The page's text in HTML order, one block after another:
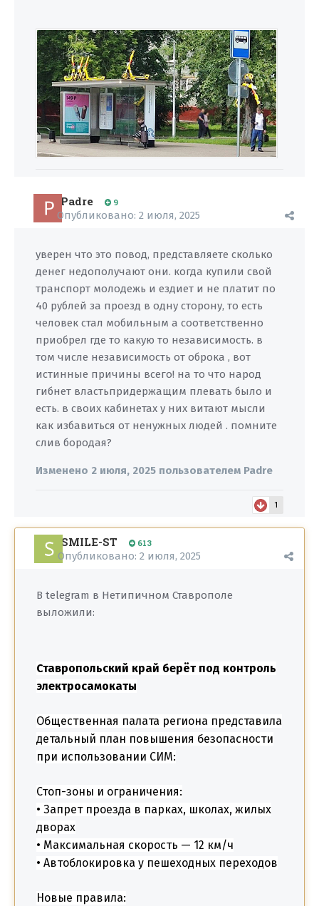
Padre 9
Опубликовано: 2 июля, 2025
уверен что это повод, представляете сколько
денег недополучают они. когда купили свой
транспорт молодежь и ездиет и не платит по
40 рублей за проезд в одну сторону, то есть
человек стал мобильным а соответственно
приобрел где то какую то независимость. в
том числе независимость от оброка , вот
истинные причины всего! на то что народ
гибнет властьпридержащим плевать было и
есть. в своих кабинетах у них витают мысли
как избавиться от ненужных людей . помните
слив бородая?
Изменено 2 июля, 2025 пользователем Padre
1
SMILE-ST 613
Опубликовано: 2 июля, 2025
В telegram в Нетипичном Ставрополе
выложили:
Ставропольский край берёт под контроль
электросамокаты
Общественная палата региона представила
детальный план повышения безопасности
при использовании СИМ:
Стоп-зоны и ограничения:
• Запрет проезда в парках, школах, жилых
дворах
• Максимальная скорость — 12 км/ч
• Автоблокировка у пешеходных переходов
Новые правила: